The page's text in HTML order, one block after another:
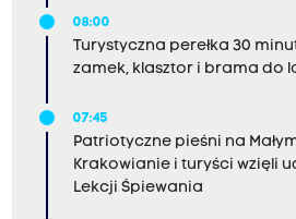
08:00
Turystyczna perełka 30
zamek, klasztor i brama do
07:45
Patriotyczne pieśni na
Krakowianie i turyści wzięli
Lekcji Śpiewania